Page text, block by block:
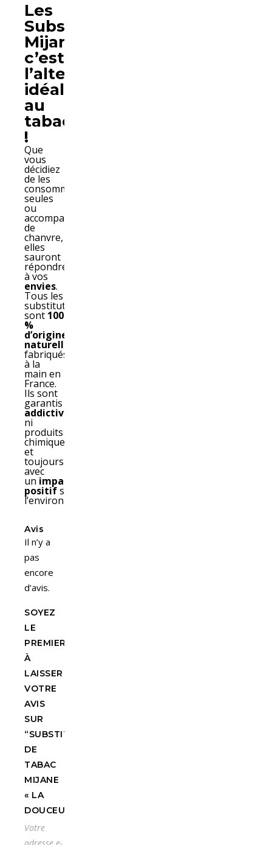
Les
Substituts
Mijane,
c’est
l’alternative
idéale
au
tabac
!
Que
vous
décidiez
de les
consommer
seules
ou
accompagnées
de
chanvre,
elles
sauront
répondre
à vos
envies.
Tous les
substituts
sont 100
%
d’origines
naturelles
fabriqués
à la
main en
France.
Ils sont
garantis
addictives
ni
produits
chimiques
et
toujours
avec
un impact
positifsur
l’environnement.
Avis
Il n’y a
pas
encore
d’avis.
SOYEZ
LE
PREMIER
À
LAISSER
VOTRE
AVIS
SUR
“SUBSTITUT
DE
TABAC
MIJANE
« LA
DOUCEUR »”
Votre